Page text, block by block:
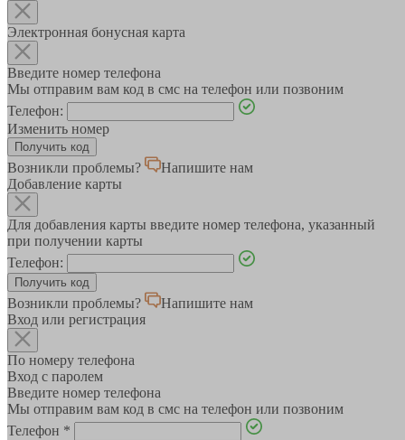
Электронная бонусная карта
Введите номер телефона
Мы отправим вам код в смс на телефон или позвоним
Телефон:
Изменить номер
Возникли проблемы?
Напишите нам
Добавление карты
Для добавления карты введите номер телефона, указанный
при получении карты
Телефон:
Возникли проблемы?
Напишите нам
Вход или регистрация
По номеру телефона
Вход с паролем
Введите номер телефона
Мы отправим вам код в смс на телефон или позвоним
Телефон *